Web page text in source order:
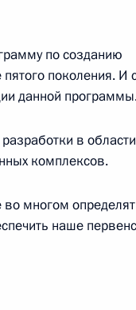
по созданию
поколения. И
данной
в области
комплексов.
во многом определят
наше